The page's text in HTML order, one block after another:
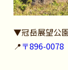
▼冠岳展望公園
📍〒896-